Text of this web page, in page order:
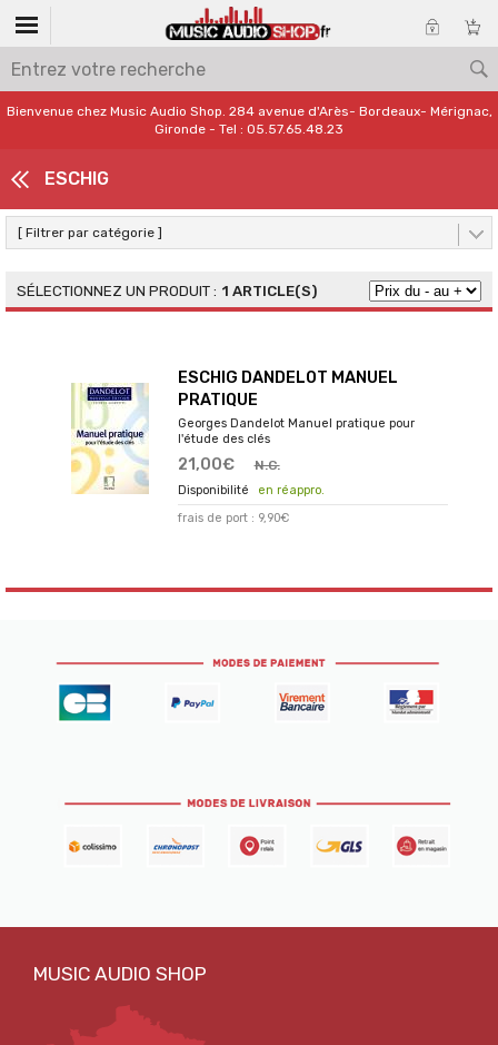
Bienvenue chez Music Audio Shop. 284 avenue d'Arès- Bordeaux- Mérignac,
Gironde - Tel : 05.57.65.48.23
ESCHIG
[ Filtrer par catégorie ]
1 ARTICLE(S)
ESCHIG DANDELOT MANUEL
PRATIQUE
Georges Dandelot Manuel pratique pour
l'étude des clés
21,00€ N.C.
en réappro.
frais de port : 9,90€